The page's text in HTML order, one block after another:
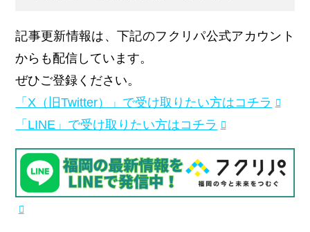
記事更新情報は、下記のフクリパ公式アカウント
からも配信しています。
ぜひご登録ください。
「X（旧Twitter）」で受け取りたい方はコチラ
「LINE」で受け取りたい方はコチラ